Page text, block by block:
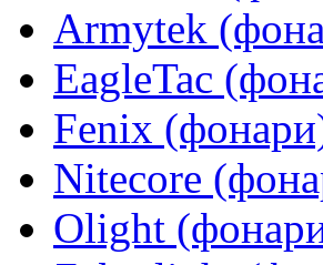
Armytek
EagleTac
Fenix
Nitecore
Olight